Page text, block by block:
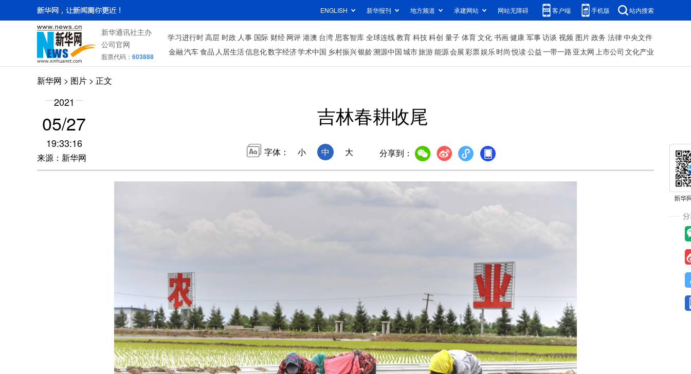
ENGLISH 新华报刊 地方频道 承建网站 网站无障碍 客户端 手机版 站内搜索
新华通讯社主办
公司官网
股票代码： 603888
学习进行时高层 时政 人事 国际 财经 网评 港澳 台湾 思客智库 全球连线教育 科技科创 量子 体育文化 书画健康 军事访谈 视频 图片政务 法律中央文件
金融汽车食品 人居生活信息化数字经济学术中国 乡村振兴银龄溯源中国城市旅游能源会展彩票娱乐时尚 悦读公益一带一路 亚太网上市公司 文化产业
新华网 > 图片 > 正文
2021
05/27
19:33:16
来源：新华网
吉林春耕收尾
字体： 小 中 大 分享到：